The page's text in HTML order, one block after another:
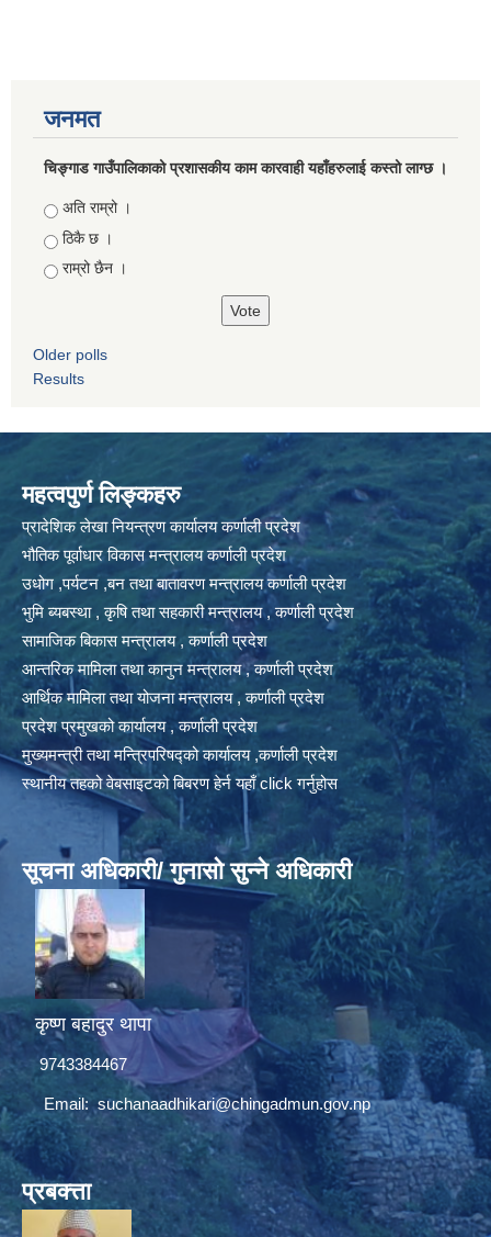
जनमत
चिङ्गाड गाउँपालिकाको प्रशासकीय काम कारवाही यहाँहरुलाई कस्तो लाग्छ ।
Choices
अति राम्रो ।
ठिकै छ ।
राम्रो छैन ।
Older polls
Results
महत्वपुर्ण लिङ्कहरु
प्रादेशिक लेखा नियन्त्रण कार्यालय कर्णाली प्रदेश
भौतिक पूर्वाधार विकास मन्त्रालय कर्णाली प्रदेश
उधोग ,पर्यटन ,बन तथा बातावरण मन्त्रालय कर्णाली प्रदेश
भुमि ब्यबस्था , कृषि तथा सहकारी मन्त्रालय , कर्णाली प्रदेश
सामाजिक बिकास मन्त्रालय , कर्णाली प्रदेश
आन्तरिक मामिला तथा कानुन मन्त्रालय , कर्णाली प्रदेश
आर्थिक मामिला तथा योजना मन्त्रालय , कर्णाली प्रदेश
प्रदेश प्रमुखको कार्यालय , कर्णाली प्रदेश
मुख्यमन्त्री तथा मन्त्रिपरिषद्को कार्यालय ,कर्णाली प्रदेश
स्थानीय तहको वेबसाइटको बिबरण हेर्न यहाँ click गर्नुहोस
सूचना अधिकारी/ गुनासो सुन्ने अधिकारी
कृष्ण बहादुर थापा
9743384467
Email:suchanaadhikari@chingadmun.gov.np
प्रबक्त्ता